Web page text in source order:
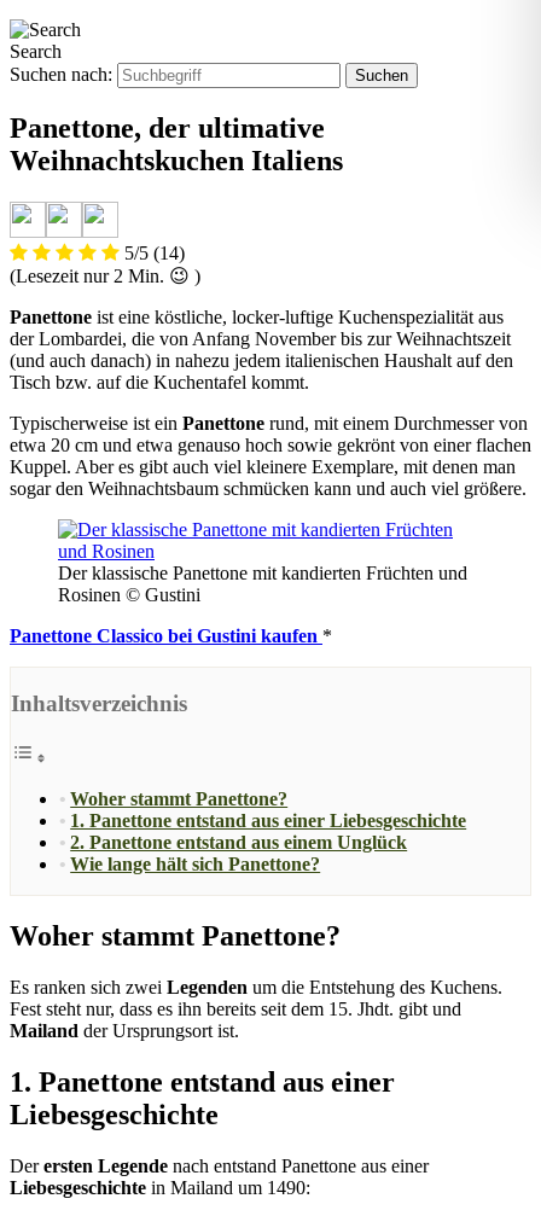
Search
Suchen nach:
Panettone, der ultimative
Weihnachtskuchen Italiens
5/5 (14)
(Lesezeit nur 2 Min. 😉 )
Panettone ist eine köstliche, locker-luftige Kuchenspezialität aus
der Lombardei, die von Anfang November bis zur Weihnachtszeit
(und auch danach) in nahezu jedem italienischen Haushalt auf den
Tisch bzw. auf die Kuchentafel kommt.
Typischerweise ist ein Panettone rund, mit einem Durchmesser von
etwa 20 cm und etwa genauso hoch sowie gekrönt von einer flachen
Kuppel. Aber es gibt auch viel kleinere Exemplare, mit denen man
sogar den Weihnachtsbaum schmücken kann und auch viel größere.
Der klassische Panettone mit kandierten Früchten und
Rosinen © Gustini
Panettone Classico bei Gustini kaufen *
Inhaltsverzeichnis
Woher stammt Panettone?
1. Panettone entstand aus einer Liebesgeschichte
2. Panettone entstand aus einem Unglück
Wie lange hält sich Panettone?
Woher stammt Panettone?
Es ranken sich zwei Legenden um die Entstehung des Kuchens.
Fest steht nur, dass es ihn bereits seit dem 15. Jhdt. gibt und
Mailand der Ursprungsort ist.
1. Panettone entstand aus einer
Liebesgeschichte
Derersten Legende nach entstand Panettone aus einer
Liebesgeschichte in Mailand um 1490: